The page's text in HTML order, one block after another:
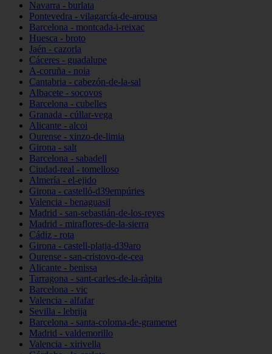
Navarra - burlata
Pontevedra - vilagarcía-de-arousa
Barcelona - montcada-i-reixac
Huesca - broto
Jaén - cazorla
Cáceres - guadalupe
A-coruña - noia
Cantabria - cabezón-de-la-sal
Albacete - socovos
Barcelona - cubelles
Granada - cúllar-vega
Alicante - alcoi
Ourense - xinzo-de-limia
Girona - salt
Barcelona - sabadell
Ciudad-real - tomelloso
Almería - el-ejido
Girona - castelló-d39empúries
Valencia - benaguasil
Madrid - san-sebastián-de-los-reyes
Madrid - miraflores-de-la-sierra
Cádiz - rota
Girona - castell-platja-d39aro
Ourense - san-cristovo-de-cea
Alicante - benissa
Tarragona - sant-carles-de-la-ràpita
Barcelona - vic
Valencia - alfafar
Sevilla - lebrija
Barcelona - santa-coloma-de-gramenet
Madrid - valdemorillo
Valencia - xirivella